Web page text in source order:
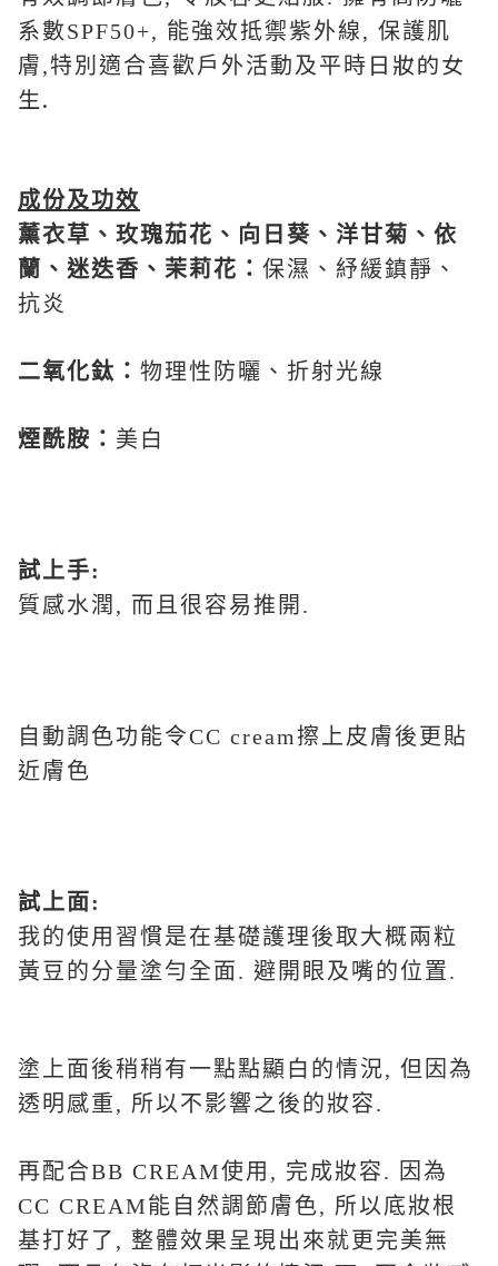
系數SPF50+, 能強效抵禦紫外線, 保護肌
膚,特別適合喜歡戶外活動及平時 日妝的女
生.
成份及功效
薰衣草 、 玫瑰茄花 、 向日葵 、 洋甘菊 、 依
蘭 、 迷迭香 、 茉莉花 ： 保濕、紓緩鎮靜、
抗炎
二氧化鈦 ： 物理性防曬、折射光線
煙酰胺 ： 美白
試上手:
質感水潤, 而且很容易推開.
自動調色功能令CC cream擦上皮膚後更貼
近膚色
試上面:
我的使用習慣是在基礎護理後取大概兩粒
黃豆的分量塗勻全面. 避開眼及嘴的位置.
塗上面後稍稍有一點點顯白的情況, 但因為
透明感重, 所以不影響之後的妝容.
再配合BB CREAM使用, 完成妝容. 因為
CC CREAM能自然調節膚色, 所以底妝根
基打好了, 整體效果呈現出來就更完美無